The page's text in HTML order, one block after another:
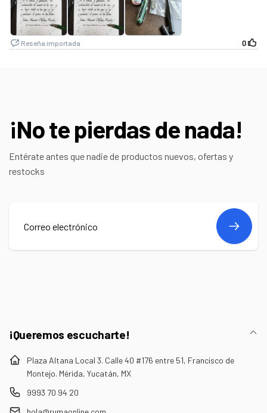
¡No te pierdas de nada!
Entérate antes que nadie de productos nuevos, ofertas y
restocks
Correo
¡Queremos escucharte!
Plaza Altana Local 3. Calle 40 #176 entre 51, Francisco de
Montejo. Mérida, Yucatán, MX
9993 70 94 20